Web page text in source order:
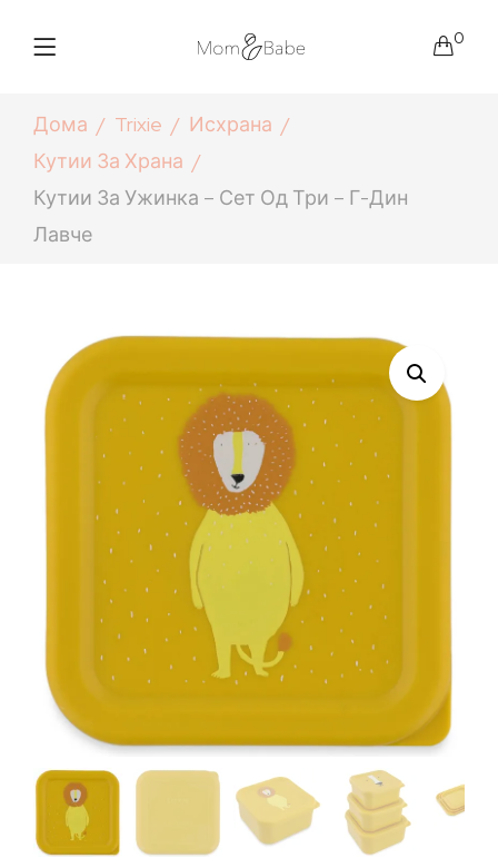
0
Дома Trixie
Исхрана
Кутии За Храна
Кутии За Ужинка – Сет Од Три – Г-Дин
Лавче